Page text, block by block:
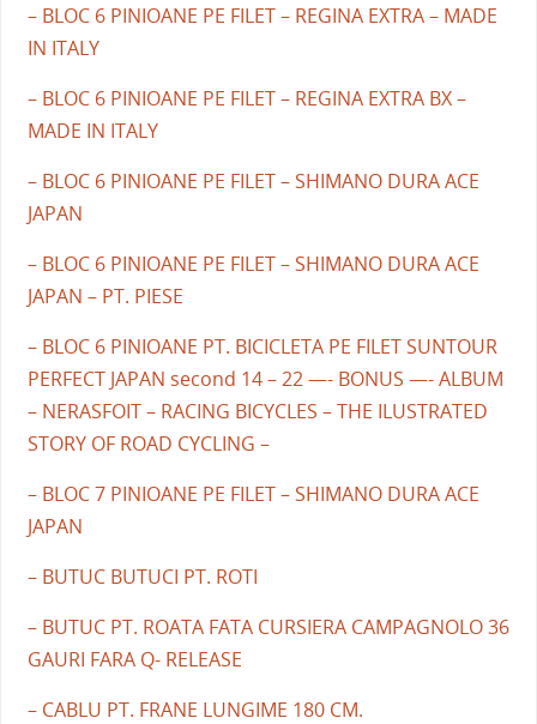
– BLOC 6 PINIOANE PE FILET – REGINA EXTRA – MADE
IN ITALY
– BLOC 6 PINIOANE PE FILET – REGINA EXTRA BX –
MADE IN ITALY
– BLOC 6 PINIOANE PE FILET – SHIMANO DURA ACE
JAPAN
– BLOC 6 PINIOANE PE FILET – SHIMANO DURA ACE
JAPAN – PT. PIESE
– BLOC 6 PINIOANE PT. BICICLETA PE FILET SUNTOUR
PERFECT JAPAN second 14 – 22 —- BONUS —- ALBUM
– NERASFOIT – RACING BICYCLES – THE ILUSTRATED
STORY OF ROAD CYCLING –
– BLOC 7 PINIOANE PE FILET – SHIMANO DURA ACE
JAPAN
– BUTUC BUTUCI PT. ROTI
– BUTUC PT. ROATA FATA CURSIERA CAMPAGNOLO 36
GAURI FARA Q- RELEASE
– CABLU PT. FRANE LUNGIME 180 CM.